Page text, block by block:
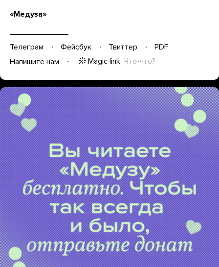
«Медуза»
Телеграм Фейсбук Твиттер
PDF
Напишите нам
Magic link Что-что?